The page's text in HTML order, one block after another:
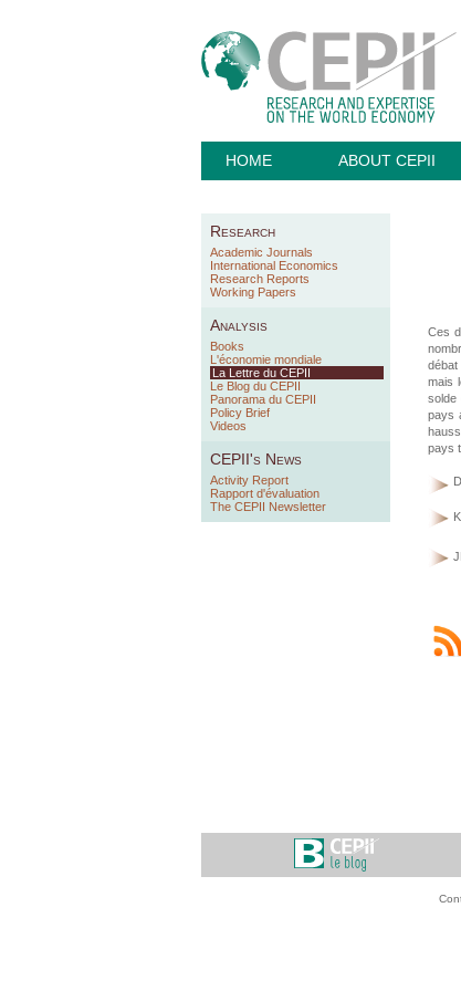
HOME ABOUT CEPII
Research
Academic Journals
International Economics
Research Reports
Working Papers
Analysis
Books
L'économie mondiale
La Lettre du CEPII
Le Blog du CEPII
Panorama du CEPII
Policy Brief
Videos
CEPII's News
Activity Report
Rapport d'évaluation
The CEPII Newsletter
Ces
mais
solde
pays
pays